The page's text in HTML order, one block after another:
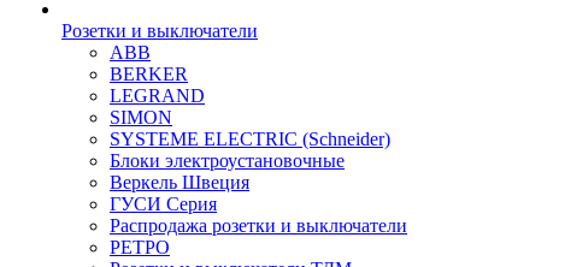
Розетки и выключатели
ABB
BERKER
LEGRAND
SIMON
SYSTEME ELECTRIC (Schneider)
Блоки электроустановочные
Веркель Швеция
ГУСИ Серия
Распродажа розетки и выключатели
РЕТРО